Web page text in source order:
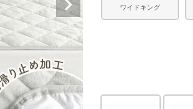
ワイドキング